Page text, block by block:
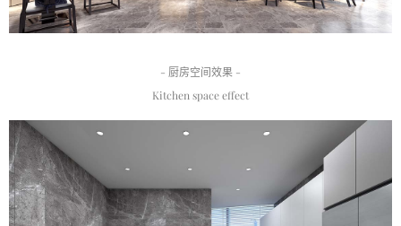
- 厨房空间效果 -
Kitchen space effect